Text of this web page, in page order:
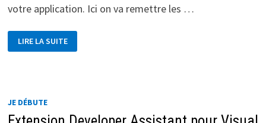
votre application. Ici on va remettre les …
RESTITUER
LES
DONNÉES
LIRE LA SUITE
JE DÉBUTE